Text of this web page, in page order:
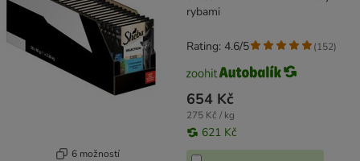
6 možností
rybami
654 Kč
275 Kč / kg
621 Kč
Rating: 4.6/5 (152)